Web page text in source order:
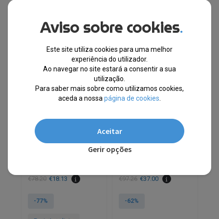
Norway 1963® Calções
Azuis 838301
€78.20 €18.13
-77%
Cavalli Class® Polo
€97.26 €37.00
-62%
Aviso sobre cookies.
Este site utiliza cookies para uma melhor
experiência do utilizador.
Ao navegar no site estará a consentir a sua
utilização.
Para saber mais sobre como utilizamos cookies,
aceda a nossa página de cookies
Aceitar
Gerir opções